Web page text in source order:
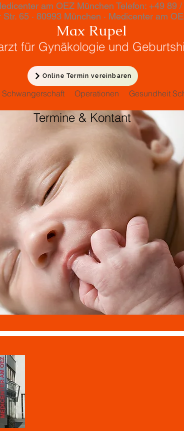
am OEZ München Telefon: +49 89
· 80993 München · Medicenter am
Rupel
Gynäkologie und
Schwangerschaft Operationen Gesundheit
Online Termin vereinbaren
Termine & Kontant